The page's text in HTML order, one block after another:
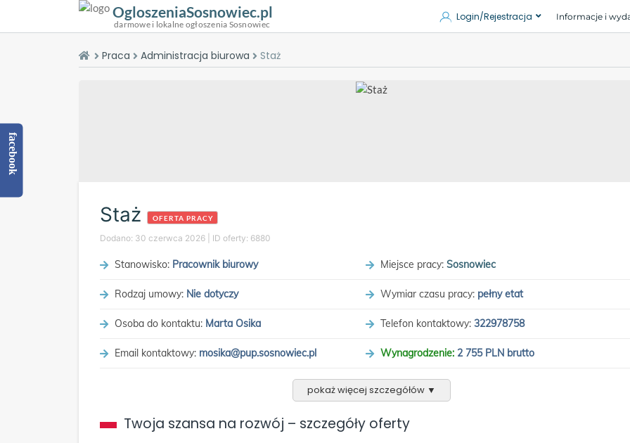
OgloszeniaSosnowiec.pl
darmowe i lokalne ogłoszenia Sosnowiec
Login/Rejestracja Informacje i
Praca Administracja biurowa Staż
Staż OFERTA PRACY
Dodano: 30 czerwca 2026 ID oferty: 6880
Stanowisko: Pracownik biurowy Miejsce pracy:Sosnowiec
Rodzaj umowy: Nie dotyczy Wymiar czasu pracy: pełny etat
Osoba do kontaktu: Marta Osika Telefon kontaktowy:322978758
Email kontaktowy: mosika@pup.sosnowiec.pl Wynagrodzenie: 2 755 PLN brutto
pokaż więcej szczegółów ▼
Twoja szansa na rozwój – szczegóły oferty
facebook